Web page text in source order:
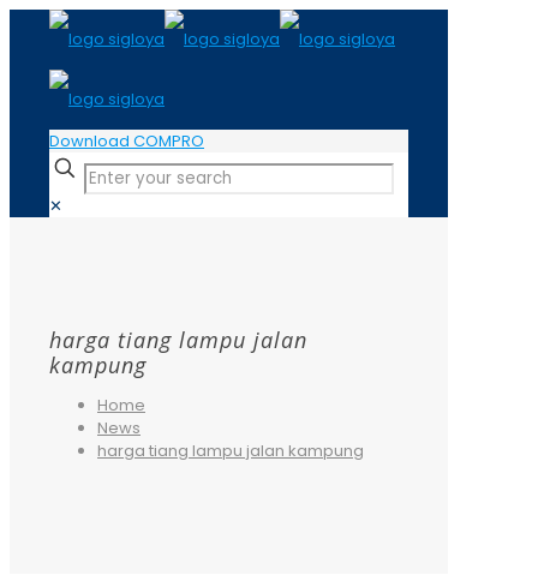
Download COMPRO
✕
harga tiang lampu jalan
kampung
Home
News
harga tiang lampu jalan kampung